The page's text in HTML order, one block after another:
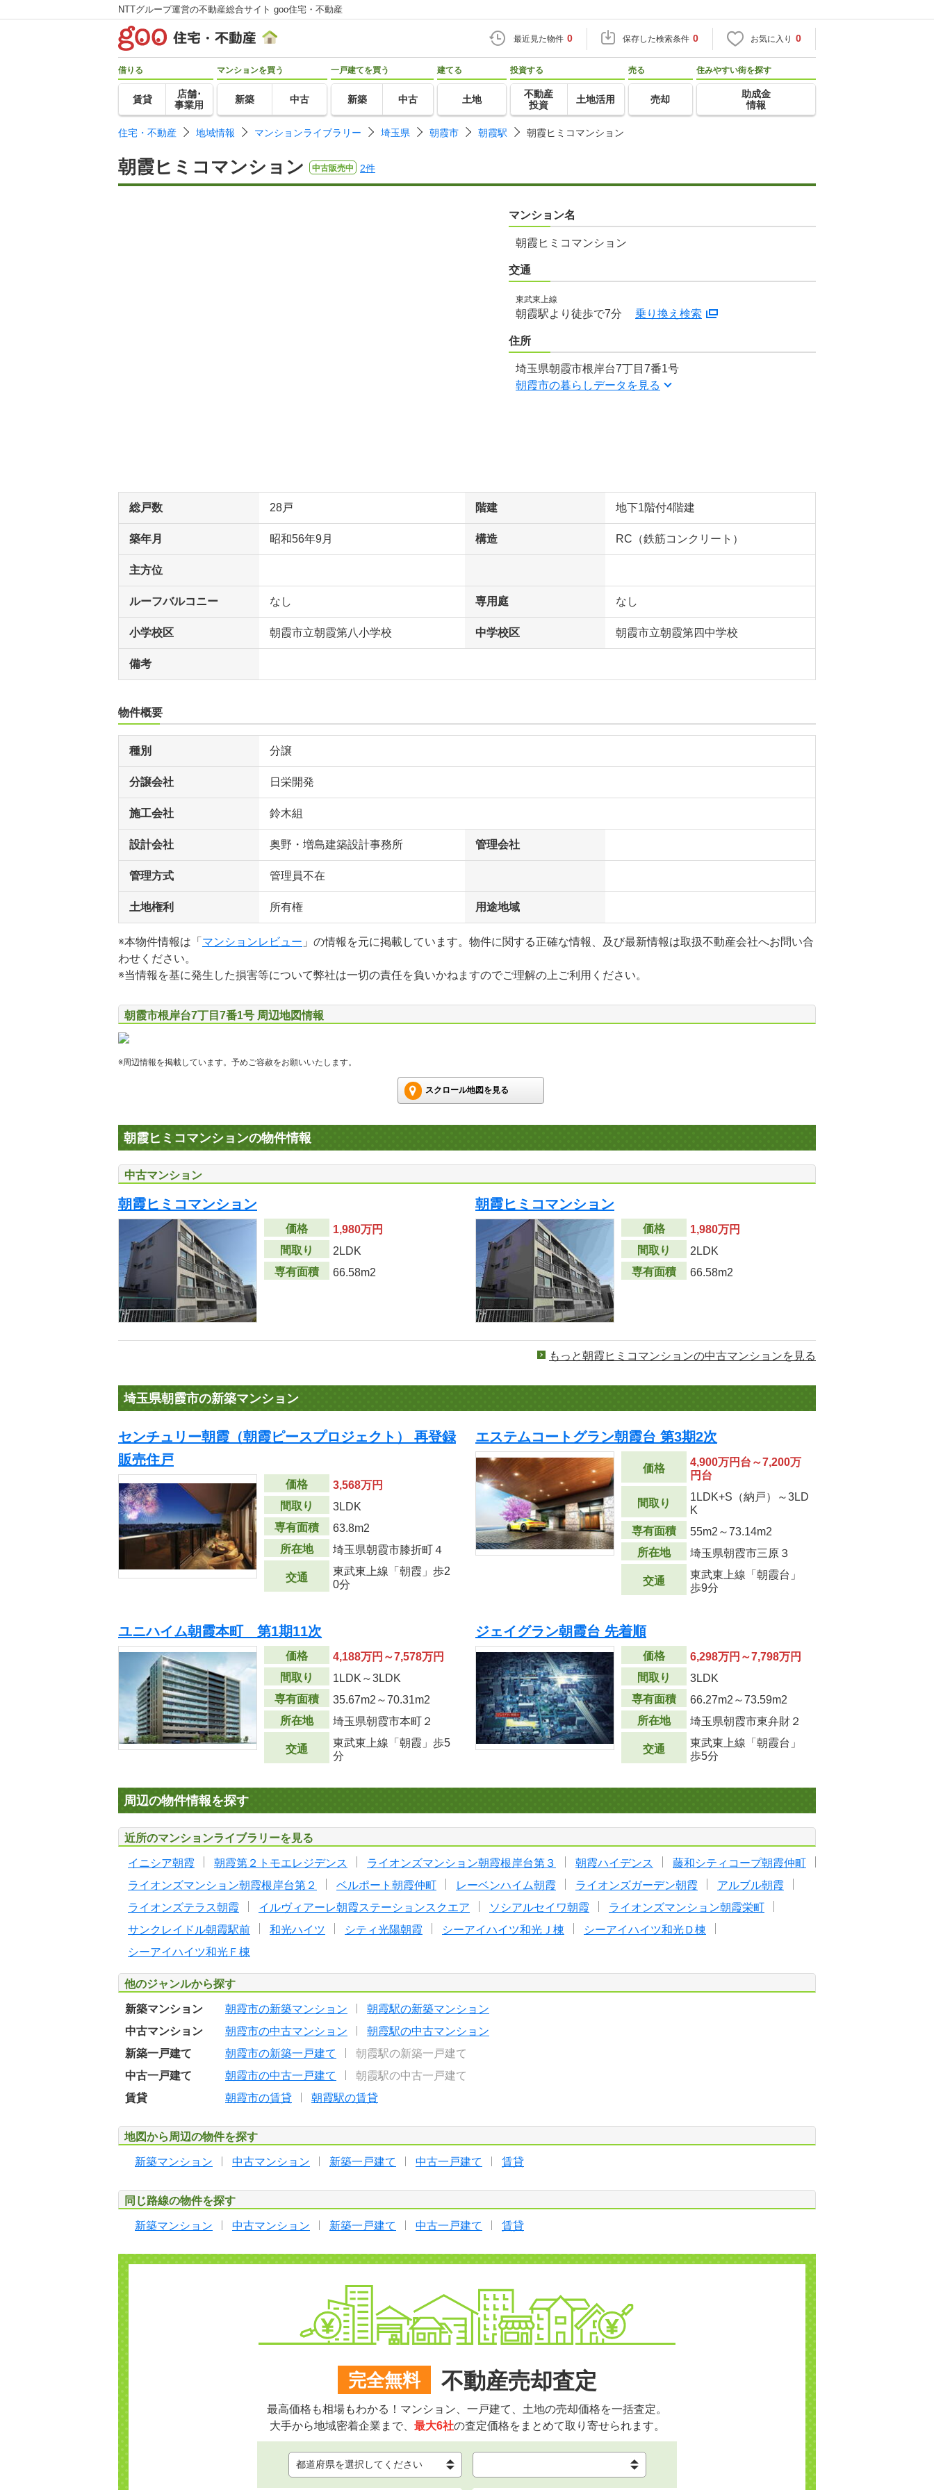
NTTグループ運営の不動産総合サイト goo住宅・不動産
最近見た物件 0 保存した検索条件 0 お気に入り 0
借りる
賃貸
店舗･
事業用
マンションを買う
新築 中古
一戸建てを買う
新築 中古
建てる
土地
投資する
不動産
投資
土地活用
売る
売却
住みやすい街を探す
助成金
情報
住宅・不動産 地域情報 マンションライブラリー 埼玉県 朝霞市 朝霞駅 朝霞ヒミコマンション
朝霞ヒミコマンション 中古販売中 2件
マンション名
朝霞ヒミコマンション
交通
東武東上線
朝霞駅より徒歩で7分 乗り換え検索
住所
埼玉県朝霞市根岸台7丁目7番1号
朝霞市の暮らしデータを見る
総戸数 28戸 階建 地下1階付4階建
築年月 昭和56年9月 構造 RC（鉄筋コンクリート）
主方位
ルーフバルコニー なし 専用庭 なし
小学校区 朝霞市立朝霞第八小学校 中学校区 朝霞市立朝霞第四中学校
備考
物件概要
種別 分譲
分譲会社 日栄開発
施工会社 鈴木組
設計会社 奥野・増島建築設計事務所 管理会社
管理方式 管理員不在
土地権利 所有権 用途地域
※本物件情報は「 マンションレビュー 」の情報を元に掲載しています。物件に関する正確な情報、及び最新情報は取扱不動産会社へお問い合
わせください。
※当情報を基に発生した損害等について弊社は一切の責任を負いかねますのでご理解の上ご利用ください。
朝霞市根岸台7丁目7番1号 周辺地図情報
※周辺情報を掲載しています。予めご容赦をお願いいたします。
スクロール地図を見る
朝霞ヒミコマンションの物件情報
中古マンション
朝霞ヒミコマンション
価格
1,980万円
間取り
2LDK
専有面積
66.58m2
朝霞ヒミコマンション
価格
1,980万円
間取り
2LDK
専有面積
66.58m2
もっと朝霞ヒミコマンションの中古マンションを見る
埼玉県朝霞市の新築マンション
センチュリー朝霞（朝霞ピースプロジェクト） 再登録
販売住戸
価格
3,568万円
間取り
3LDK
専有面積
63.8m2
所在地
埼玉県朝霞市膝折町４
交通
東武東上線「朝霞」歩2
0分
エステムコートグラン朝霞台 第3期2次
価格
4,900万円台～7,200万
円台
間取り
1LDK+S（納戸）～3LD
K
専有面積
55m2 ～73.14m2
所在地
埼玉県朝霞市三原３
交通
東武東上線「朝霞台」
歩9分
ユニハイム朝霞本町 第1期11次
価格
4,188万円～7,578万円
間取り
1LDK～3LDK
専有面積
35.67m2 ～70.31m2
所在地
埼玉県朝霞市本町２
交通
東武東上線「朝霞」歩5
分
ジェイグラン朝霞台 先着順
価格
6,298万円～7,798万円
間取り
3LDK
専有面積
66.27m2 ～73.59m2
所在地
埼玉県朝霞市東弁財２
交通
東武東上線「朝霞台」
歩5分
周辺の物件情報を探す
近所のマンションライブラリーを見る
イニシア朝霞 朝霞第２トモエレジデンス ライオンズマンション朝霞根岸台第３ 朝霞ハイデンス
藤和シティコープ朝霞仲町
ライオンズマンション朝霞根岸台第２
ベルポート朝霞仲町 レーベンハイム朝霞 ライオンズガーデン朝霞
アルブル朝霞
ライオンズテラス朝霞
イルヴィアーレ朝霞ステーションスクエア ソシアルセイワ朝霞
ライオンズマンション朝霞栄町
サンクレイドル朝霞駅前
和光ハイツ シティ光陽朝霞 シーアイハイツ和光Ｊ棟
シーアイハイツ和光Ｄ棟
シーアイハイツ和光Ｆ棟
他のジャンルから探す
新築マンション 朝霞市の新築マンション
朝霞駅の新築マンション
中古マンション
朝霞市の中古マンション
朝霞駅の中古マンション
新築一戸建て
朝霞市の新築一戸建て
朝霞駅の新築一戸建て
中古一戸建て
朝霞市の中古一戸建て
朝霞駅の中古一戸建て
賃貸
朝霞市の賃貸 朝霞駅の賃貸
地図から周辺の物件を探す
新築マンション 中古マンション 新築一戸建て 中古一戸建て 賃貸
同じ路線の物件を探す
新築マンション 中古マンション 新築一戸建て 中古一戸建て 賃貸
完全無料 不動産売却査定
最高価格も相場もわかる！マンション、一戸建て、土地の売却価格を一括査定。
大手から地域密着企業まで、 最大6社の査定価格をまとめて取り寄せられます。